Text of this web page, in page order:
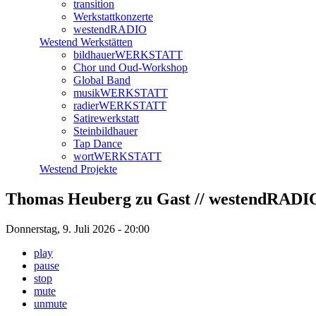
transition
Werkstattkonzerte
westendRADIO
Westend Werkstätten
bildhauerWERKSTATT
Chor und Oud-Workshop
Global Band
musikWERKSTATT
radierWERKSTATT
Satirewerkstatt
Steinbildhauer
Tap Dance
wortWERKSTATT
Westend Projekte
Thomas Heuberg zu Gast //
Donnerstag, 9. Juli 2026 - 20:00
play
pause
stop
mute
unmute